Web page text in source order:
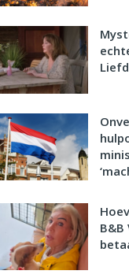
B&B